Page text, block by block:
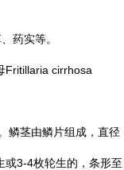
药实等。
Fritillaria cirrhosa
鳞茎由鳞片组成，直径
或3-4枚轮生的，条形至